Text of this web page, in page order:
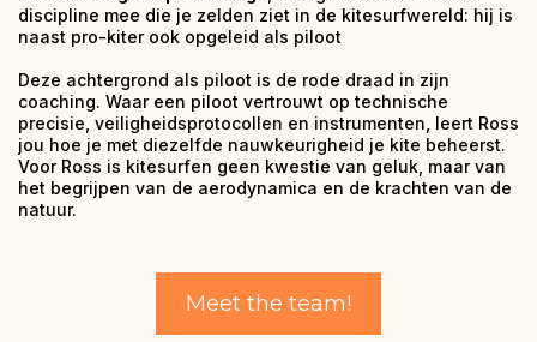
discipline mee die je zelden ziet in de kitesurfwereld: hij is
naast pro-kiter ook opgeleid als piloot
Deze achtergrond als piloot is de rode draad in zijn
coaching. Waar een piloot vertrouwt op technische
precisie, veiligheidsprotocollen en instrumenten, leert Ross
jou hoe je met diezelfde nauwkeurigheid je kite beheerst.
Voor Ross is kitesurfen geen kwestie van geluk, maar van
het begrijpen van de aerodynamica en de krachten van de
natuur.
Meet the team!